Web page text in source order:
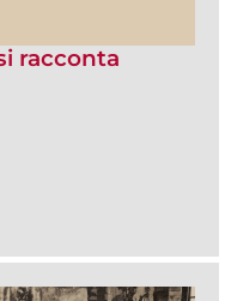
racconta